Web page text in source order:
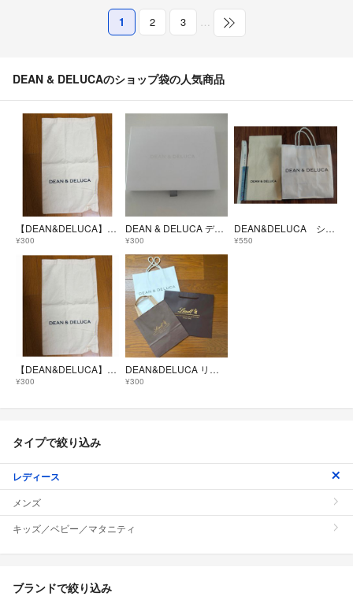
1 2 3 …
DEAN & DELUCAのショップ袋の人気商品
【DEAN&DELUCA】ディーン&デルーカ 袋 布袋 ギフトバッグ ポーチ
¥300
DEAN & DELUCA ディーンアンドデルーカ 空箱
¥300
DEAN&DELUCA ショッパー布と紙袋
¥550
【DEAN&DELUCA】ディーン&デルーカ 袋 布袋 ギフトバッグ ポーチ
¥300
DEAN&DELUCA リンツ ショッパー ショップ袋
¥300
タイプで絞り込み
レディース
メンズ
キッズ／ベビー／マタニティ
ブランドで絞り込み